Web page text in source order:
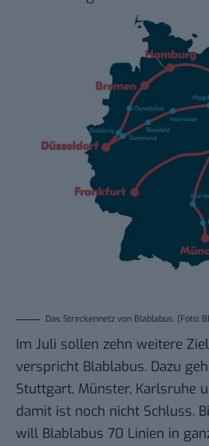
Das Streckennetz von Blablabus. (Foto:
Im Juli sollen zehn weitere
verspricht Blablabus. Dazu
Stuttgart, Münster, Karlsruhe
damit ist noch nicht Schluss.
will Blablabus 70 Linien in